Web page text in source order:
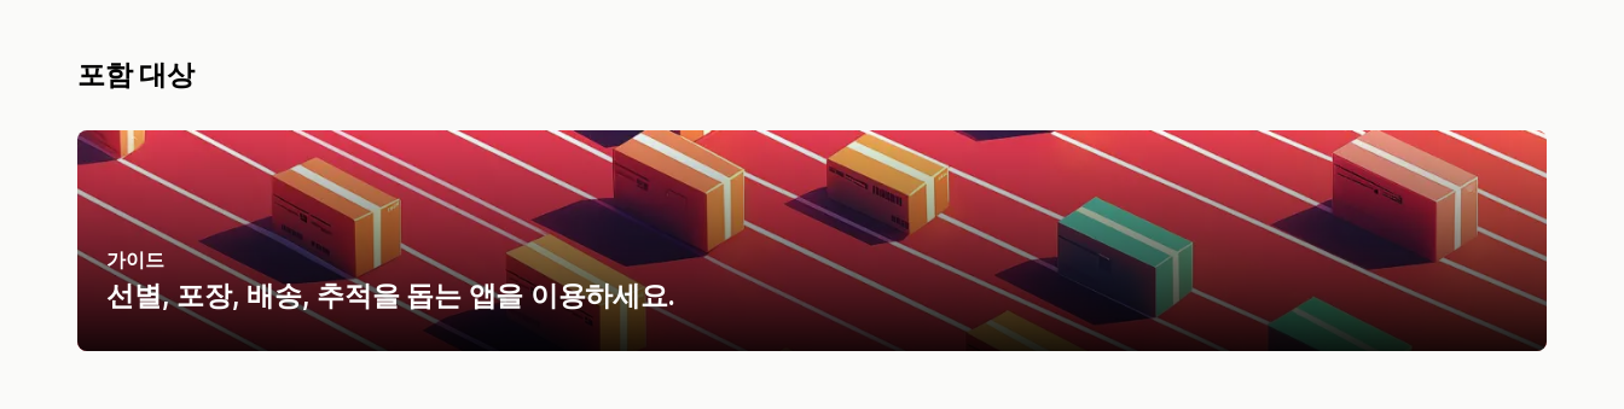
포함 대상
가이드
선별, 포장, 배송, 추적을 돕는 앱을 이용하세요.